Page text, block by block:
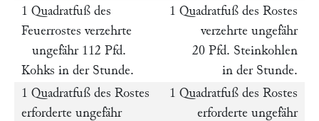
1 Quadratfuß des
Feuerrostes verzehrte
ungefähr 112 Pfd.
Kohks in der Stunde.
1 Quadratfuß des Rostes
verzehrte ungefähr
20 Pfd. Steinkohlen
in der Stunde.
1 Quadratfuß des Rostes
erforderte ungefähr
1 Quadratfuß des Rostes
erforderte ungefähr